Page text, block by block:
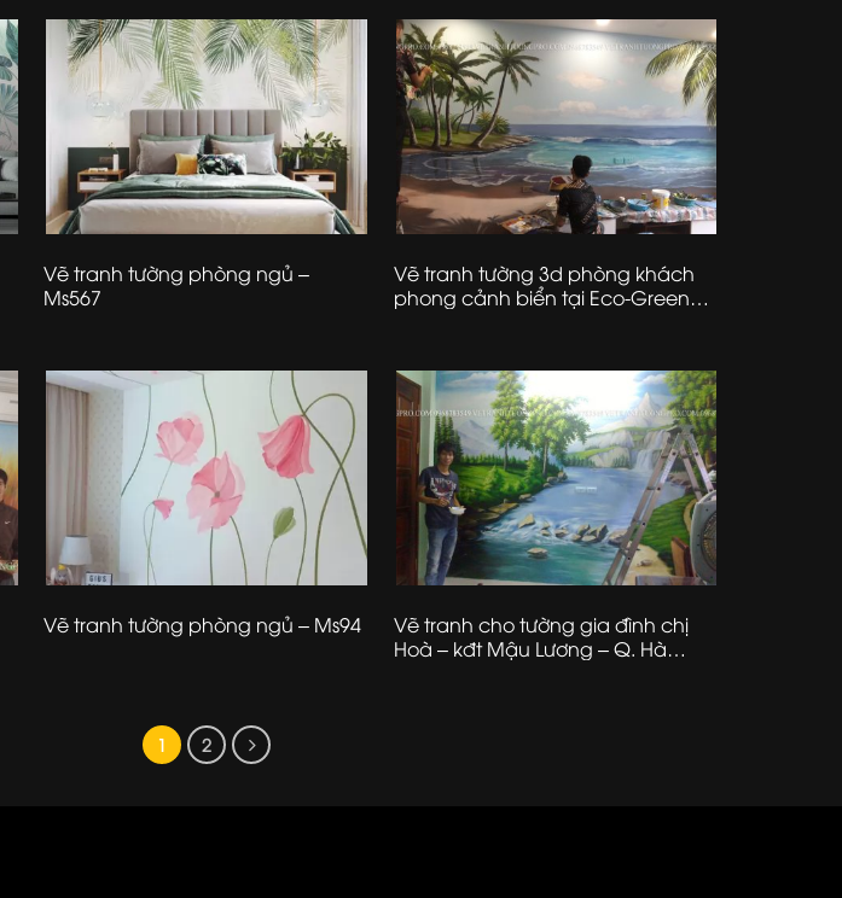
Vẽ tranh tường phòng ngủ –
Ms567
Vẽ tranh tường 3d phòng khách
phong cảnh biển tại Eco-Green
Vẽ tranh tường phòng ngủ – Ms94
Vẽ tranh cho tường gia đình chị
Hoà – kđt Mậu Lương – Q. Hà
1 2